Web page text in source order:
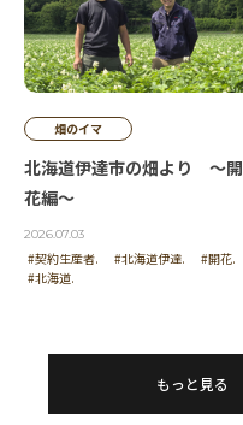
畑のイマ
北海道伊達市の畑より ～開
花編～
2026.07.03
#契約生産者. #北海道伊達.
#開花.
#北海道.
もっと見る